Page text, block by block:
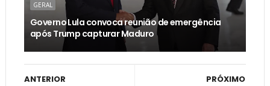
GERAL
Governo Lula convoca reunião de emergência
após Trump capturar Maduro
PRÓXIMO
ANTERIOR